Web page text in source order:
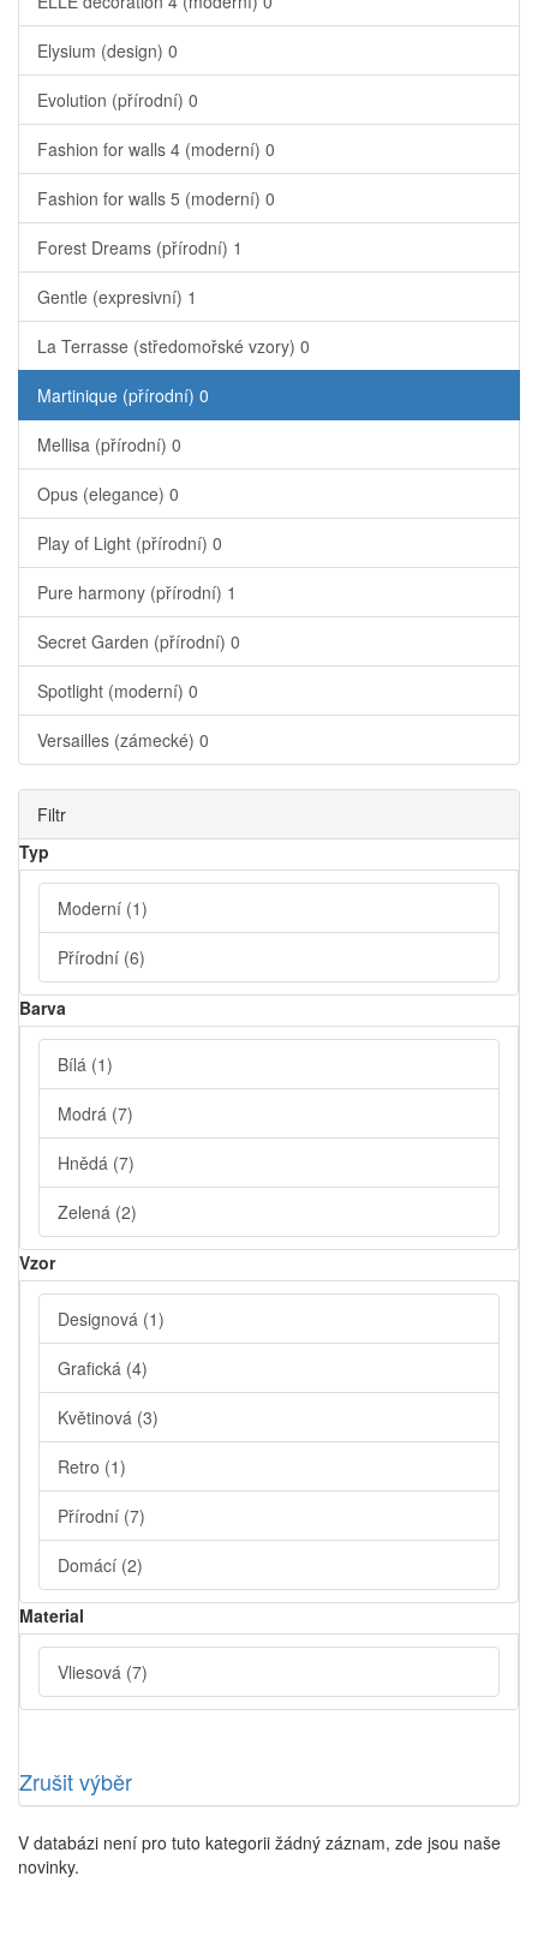
Elysium (design) 0
Evolution (přírodní) 0
Fashion for walls 4 (moderní) 0
Fashion for walls 5 (moderní) 0
Forest Dreams (přírodní) 1
Gentle (expresivní) 1
La Terrasse (středomořské vzory) 0
Martinique (přírodní) 0
Mellisa (přírodní) 0
Opus (elegance) 0
Play of Light (přírodní) 0
Pure harmony (přírodní) 1
Secret Garden (přírodní) 0
Spotlight (moderní) 0
Versailles (zámecké) 0
Filtr
Typ
Moderní (1)
Přírodní (6)
Barva
Bílá (1)
Modrá (7)
Hnědá (7)
Zelená (2)
Vzor
Designová (1)
Grafická (4)
Květinová (3)
Retro (1)
Přírodní (7)
Domácí (2)
Material
Vliesová (7)
Zrušit výběr
V databázi není pro tuto kategorii žádný záznam, zde jsou naše
novinky.